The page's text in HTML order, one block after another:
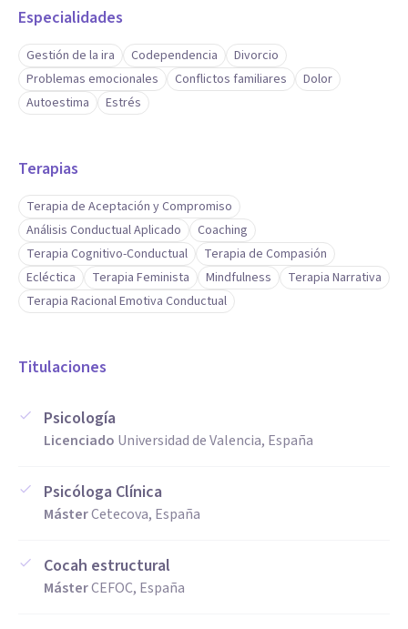
Especialidades
Gestión de la ira Codependencia
Divorcio
Problemas emocionales
Conflictos familiares
Dolor
Autoestima
Estrés
Terapias
Terapia de Aceptación y Compromiso
Análisis Conductual Aplicado
Coaching
Terapia Cognitivo-Conductual
Terapia de Compasión
Ecléctica
Terapia Feminista Mindfulness
Terapia Narrativa
Terapia Racional Emotiva Conductual
Titulaciones
Psicología
Licenciado Universidad de Valencia, España
Psicóloga Clínica
MásterCetecova, España
Cocah estructural
MásterCEFOC, España